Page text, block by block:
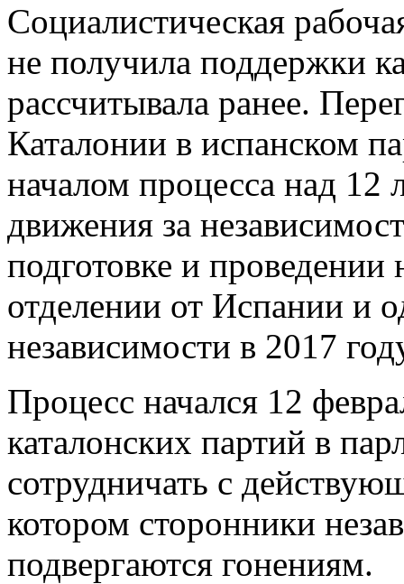
Социалистическая
не получила поддержки
рассчитывала ранее.
Каталонии в испанском
началом процесса над 12
движения за
подготовке и
отделении от Испании и
независимости в 2017
Процесс начался 12
каталонских партий в
сотрудничать с
котором сторонники
подвергаются гонениям.